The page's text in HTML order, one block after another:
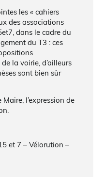
les « cahiers
des associations
dans le cadre du
du T3 : ces
la voirie, d’ailleurs
sont bien sûr
l’expression de
et 7 – Vélorution –